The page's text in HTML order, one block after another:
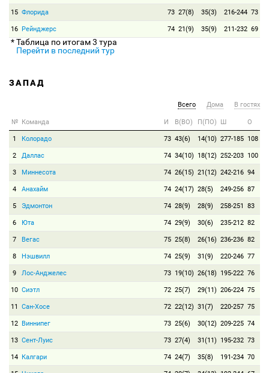
15 Флорида 73 27(8) 35(3) 216-244 73
16 Рейнджерс 74 21(9) 35(9) 211-232 69
* Таблица по итогам 3 тура
Перейти в последний тур
ЗАПАД
Всего Дома В гостях
№ Команда И В(ВО) П(ПО) Ш О
1 Колорадо 73 43(6) 14(10) 277-185 108
2 Даллас 74 34(10) 18(12) 252-203 100
3 Миннесота 74 26(15) 21(12) 242-216 94
4 Анахайм 74 24(17) 28(5) 249-256 87
5 Эдмонтон 74 28(9) 28(9) 258-251 83
6 Юта 74 29(9) 30(6) 235-212 82
7 Вегас 75 25(8) 26(16) 236-236 82
8 Нэшвилл 74 25(9) 31(9) 220-246 77
9 Лос-Анджелес 73 19(10) 26(18) 195-222 76
10 Сиэтл 72 25(7) 29(11) 206-224 75
11 Сан-Хосе 72 22(12) 31(7) 220-257 75
12 Виннипег 73 25(6) 30(12) 209-225 74
13 Сент-Луис 73 27(4) 31(11) 195-232 73
14 Калгари 74 24(7) 35(8) 191-234 70